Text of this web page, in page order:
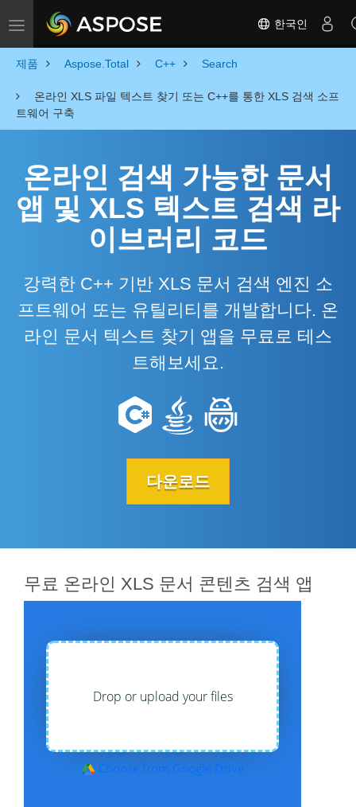
Toggle navigation 한국인
제품 Aspose.Total C++ Search
온라인 XLS 파일 텍스트 찾기 또는 C++를 통한 XLS 검색 소프
트웨어 구축
온라인 검색 가능한 문서
앱 및 XLS 텍스트 검색 라
이브러리 코드
강력한 C++ 기반 XLS 문서 검색 엔진 소
프트웨어 또는 유틸리티를 개발합니다. 온
라인 문서 텍스트 찾기 앱을 무료로 테스
트해보세요.
다운로드
무료 온라인 XLS 문서 콘텐츠 검색 앱